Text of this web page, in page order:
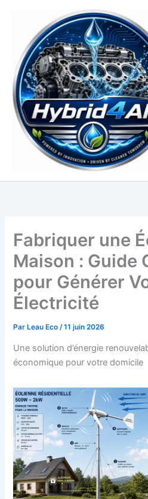
Fabriquer une
Maison : Guide
pour Générer
Électricité
ParLeau Eco/11 juin 2026
Une solution d’énergie
économique pour votre domicile